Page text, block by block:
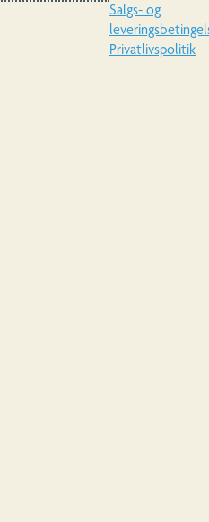
Salgs- og
Privatlivspolitik